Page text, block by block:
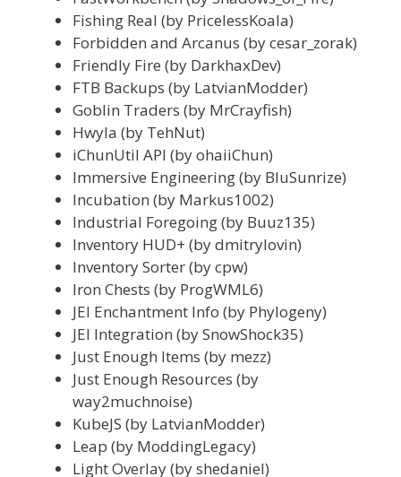
Fishing Real (by PricelessKoala)
Forbidden and Arcanus (by cesar_zorak)
Friendly Fire (by DarkhaxDev)
FTB Backups (by LatvianModder)
Goblin Traders (by MrCrayfish)
Hwyla (by TehNut)
iChunUtil API (by ohaiiChun)
Immersive Engineering (by BluSunrize)
Incubation (by Markus1002)
Industrial Foregoing (by Buuz135)
Inventory HUD+ (by dmitrylovin)
Inventory Sorter (by cpw)
Iron Chests (by ProgWML6)
JEI Enchantment Info (by Phylogeny)
JEI Integration (by SnowShock35)
Just Enough Items (by mezz)
Just Enough Resources (by
way2muchnoise)
KubeJS (by LatvianModder)
Leap (by ModdingLegacy)
Light Overlay (by shedaniel)